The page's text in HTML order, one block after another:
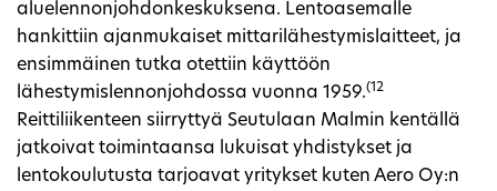
aluelennonjohdonkeskuksena. Lentoasemalle
hankittiin ajanmukaiset mittarilähestymislaitteet, ja
ensimmäinen tutka otettiin käyttöön
lähestymislennonjohdossa vuonna 1959.(12
Reittiliikenteen siirryttyä Seutulaan Malmin kentällä
jatkoivat toimintaansa lukuisat yhdistykset ja
lentokoulutusta tarjoavat yritykset kuten Aero Oy:n